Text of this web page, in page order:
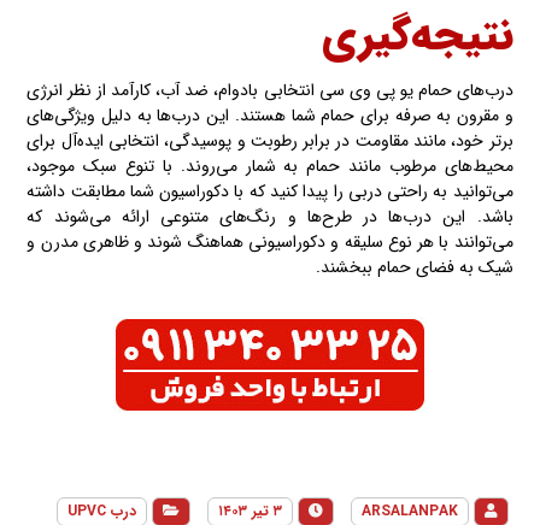
نتیجه‌گیری
درب‌های حمام یو پی وی سی انتخابی بادوام، ضد آب، کارآمد از نظر انرژی
و مقرون به صرفه برای حمام شما هستند. این درب‌ها به دلیل ویژگی‌های
برتر خود، مانند مقاومت در برابر رطوبت و پوسیدگی، انتخابی ایده‌آل برای
محیط‌های مرطوب مانند حمام به شمار می‌روند. با تنوع سبک موجود،
می‌توانید به راحتی دربی را پیدا کنید که با دکوراسیون شما مطابقت داشته
باشد. این درب‌ها در طرح‌ها و رنگ‌های متنوعی ارائه می‌شوند که
می‌توانند با هر نوع سلیقه و دکوراسیونی هماهنگ شوند و ظاهری مدرن و
شیک به فضای حمام ببخشند.
ARSALANPAK ۳ تیر ۱۴۰۳
درب UPVC